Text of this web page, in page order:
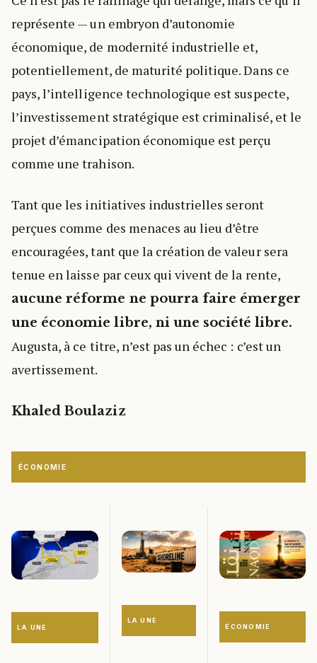
représente — un embryon d’autonomie
économique, de modernité industrielle et,
potentiellement, de maturité politique. Dans ce
pays, l’intelligence technologique est suspecte,
l’investissement stratégique est criminalisé, et le
projet d’émancipation économique est perçu
comme une trahison.
Tant que les initiatives industrielles seront
perçues comme des menaces au lieu d’être
encouragées, tant que la création de valeur sera
tenue en laisse par ceux qui vivent de la rente,
aucune réforme ne pourra faire émerger
une économie libre, ni une société libre.
Augusta, à ce titre, n’est pas un échec : c’est un
avertissement.
Khaled Boulaziz
ÉCONOMIE
LA UNE
LA UNE
ÉCONOMIE